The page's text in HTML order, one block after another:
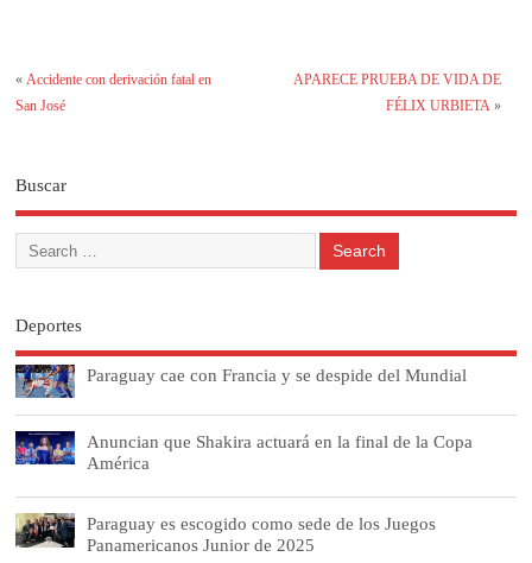
«Accidente con derivación fatal en
San José
APARECE PRUEBA DE VIDA DE
FÉLIX URBIETA»
Buscar
Deportes
Paraguay cae con Francia y se despide del Mundial
Anuncian que Shakira actuará en la final de la Copa
América
Paraguay es escogido como sede de los Juegos
Panamericanos Junior de 2025